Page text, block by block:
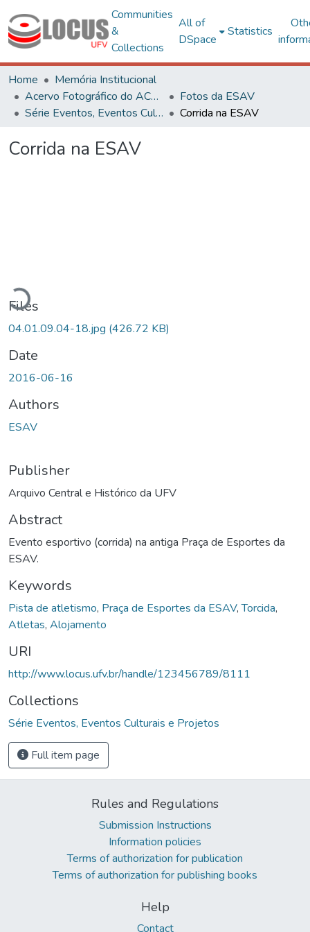
Communities
&
Collections
All of
DSpace
Statistics
Home
Memória Institucional
Acervo Fotográfico do ACH-UFV
Fotos da ESAV
Série Eventos, Eventos Culturais e Projetos
Corrida na ESAV
Corrida na ESAV
Files
04.01.09.04-18.jpg (426.72 KB)
Date
2016-06-16
Authors
ESAV
Publisher
Arquivo Central e Histórico da UFV
Abstract
Evento esportivo (corrida) na antiga Praça de Esportes da
ESAV.
Keywords
Pista de atletismo, Praça de Esportes da ESAV,Torcida,
Atletas, Alojamento
URI
http://www.locus.ufv.br/handle/123456789/8111
Collections
Série Eventos, Eventos Culturais e Projetos
Full item page
Rules and Regulations
Submission Instructions
Information policies
Terms of authorization for publication
Terms of authorization for publishing books
Help
Contact